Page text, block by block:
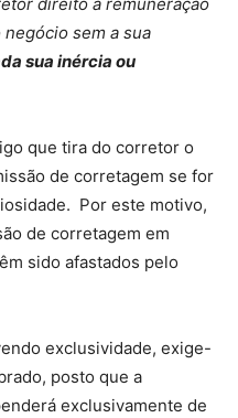
direito à remuneração
sem a sua
sua inércia ou
que tira do corretor o
de corretagem se for
Por este motivo,
de corretagem em
sido afastados pelo
exclusividade, exige-
posto que a
exclusivamente de